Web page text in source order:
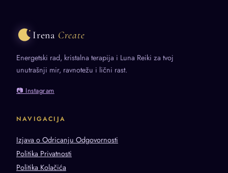
Irena Create
Energetski rad, kristalna terapija i Luna Reiki za tvoj
unutrašnji mir, ravnotežu i lični rast.
📷 Instagram
NAVIGACIJA
Izjava o Odricanju Odgovornosti
Politika Privatnosti
Politika Kolačića